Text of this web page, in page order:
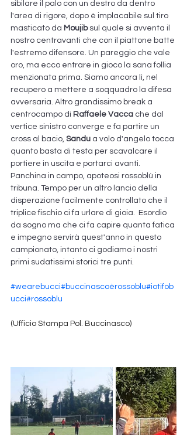
sibilare il palo con un destro da dentro
l'area di rigore, dopo è implacabile sul tiro
masticato da Moujib sul quale si avventa il
nostro centravanti che con il piattone batte
l'estremo difensore. Un pareggio che vale
oro, ma ecco entrare in gioco la sana follia
menzionata prima. Siamo ancora lì, nel
recupero a mettere a soqquadro la difesa
avversaria. Altro grandissimo break a
centrocampo di Raffaele Vacca che dal
vertice sinistro converge e fa partire un
cross al bacio, Sandu a volo d'angelo tocca
quanto basta di testa per scavalcare il
portiere in uscita e portarci avanti.
Panchina in campo, apoteosi rossoblù in
tribuna. Tempo per un altro lancio della
disperazione facilmente controllato che il
triplice fischio ci fa urlare di gioia.  Esordio
da sogno ma che ci fa capire quanta fatica
e impegno servirà quest'anno in questo
campionato, intanto ci godiamo i nostri
primi sudatissimi storici tre punti.
#wearebucci#buccinascoèrossoblu#iotifob
ucci#rossoblu
(Ufficio Stampa Pol. Buccinasco)